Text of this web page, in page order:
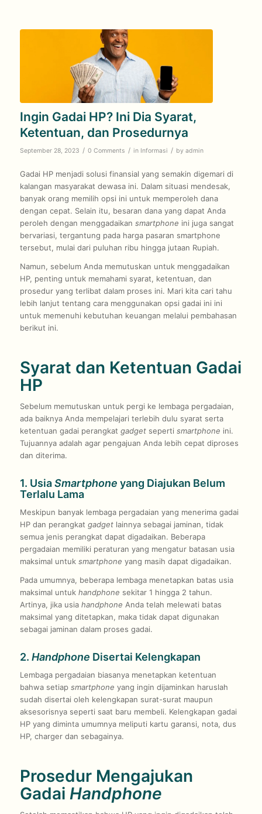
Ingin Gadai HP? Ini Dia Syarat,
Ketentuan, dan Prosedurnya
September 28, 2023 / 0 Comments / in Informasi / by admin
Gadai HP menjadi solusi finansial yang semakin digemari di
kalangan masyarakat dewasa ini. Dalam situasi mendesak,
banyak orang memilih opsi ini untuk memperoleh dana
dengan cepat. Selain itu, besaran dana yang dapat Anda
peroleh dengan menggadaikan smartphone ini juga sangat
bervariasi, tergantung pada harga pasaran smartphone
tersebut, mulai dari puluhan ribu hingga jutaan Rupiah.
Namun, sebelum Anda memutuskan untuk menggadaikan
HP, penting untuk memahami syarat, ketentuan, dan
prosedur yang terlibat dalam proses ini. Mari kita cari tahu
lebih lanjut tentang cara menggunakan opsi gadai ini ini
untuk memenuhi kebutuhan keuangan melalui pembahasan
berikut ini.
Syarat dan Ketentuan Gadai
HP
Sebelum memutuskan untuk pergi ke lembaga pergadaian,
ada baiknya Anda mempelajari terlebih dulu syarat serta
ketentuan gadai perangkat gadgetseperti smartphone ini.
Tujuannya adalah agar pengajuan Anda lebih cepat diproses
dan diterima.
1. UsiaSmartphone yang Diajukan Belum
Terlalu Lama
Meskipun banyak lembaga pergadaian yang menerima gadai
HP dan perangkat gadgetlainnya sebagai jaminan, tidak
semua jenis perangkat dapat digadaikan. Beberapa
pergadaian memiliki peraturan yang mengatur batasan usia
maksimal untuk smartphone yang masih dapat digadaikan.
Pada umumnya, beberapa lembaga menetapkan batas usia
maksimal untuk handphone sekitar 1 hingga 2 tahun.
Artinya, jika usia handphone Anda telah melewati batas
maksimal yang ditetapkan, maka tidak dapat digunakan
sebagai jaminan dalam proses gadai.
2. Handphone Disertai Kelengkapan
Lembaga pergadaian biasanya menetapkan ketentuan
bahwa setiap smartphone yang ingin dijaminkan haruslah
sudah disertai oleh kelengkapan surat-surat maupun
aksesorisnya seperti saat baru membeli. Kelengkapan gadai
HP yang diminta umumnya meliputi kartu garansi, nota, dus
HP, charger dan sebagainya.
Prosedur Mengajukan
Gadai Handphone